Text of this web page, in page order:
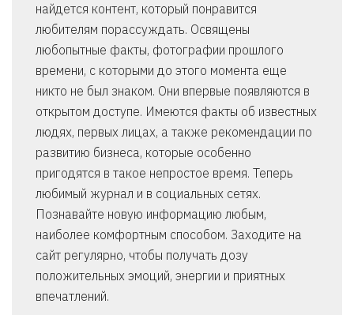
найдется контент, который понравится
любителям порассуждать. Освящены
любопытные факты, фотографии прошлого
времени, с которыми до этого момента еще
никто не был знаком. Они впервые появляются в
открытом доступе. Имеются факты об известных
людях, первых лицах, а также рекомендации по
развитию бизнеса, которые особенно
пригодятся в такое непростое время. Теперь
любимый журнал и в социальных сетях.
Познавайте новую информацию любым,
наиболее комфортным способом. Заходите на
сайт регулярно, чтобы получать дозу
положительных эмоций, энергии и приятных
впечатлений.